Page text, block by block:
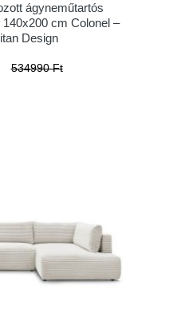
ágyneműtartós
cm Colonel –
Design
534990 Ft